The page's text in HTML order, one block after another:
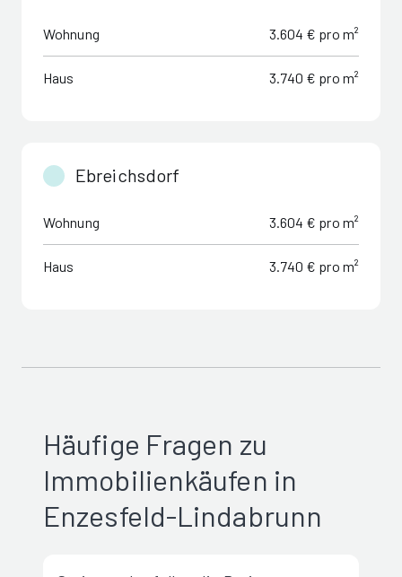
Wohnung 3.604 € pro m²
Haus 3.740 € pro m²
Ebreichsdorf
Wohnung 3.604 € pro m²
Haus 3.740 € pro m²
Häufige Fragen zu
Immobilienkäufen in
Enzesfeld-Lindabrunn